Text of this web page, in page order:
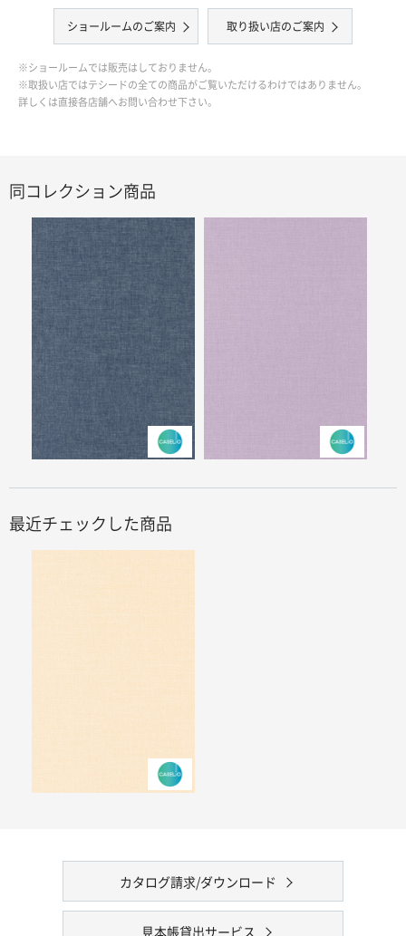
ショールームのご案内 取り扱い店のご案内
※ショールームでは販売はしておりません。
※取扱い店ではテシードの全ての商品がご覧いただけるわけではありません。
詳しくは直接各店舗へお問い合わせ下さい。
同コレクション商品
最近チェックした商品
カタログ請求/ダウンロード
見本帳貸出サービス